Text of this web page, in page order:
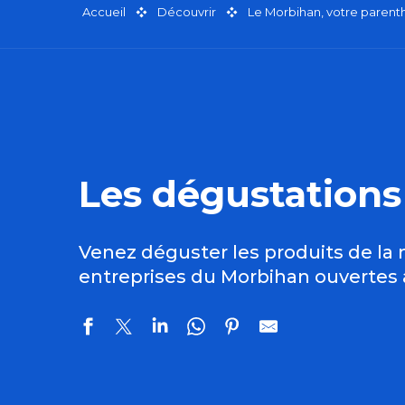
Accueil Découvrir Le Morbihan, votre
Les
Venez déguster les produits de la
entreprises du Morbihan